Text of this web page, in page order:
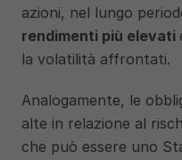
rendimenti più elevati
la volatilità affrontati.
Analogamente, le
alte in relazione al
che può essere uno